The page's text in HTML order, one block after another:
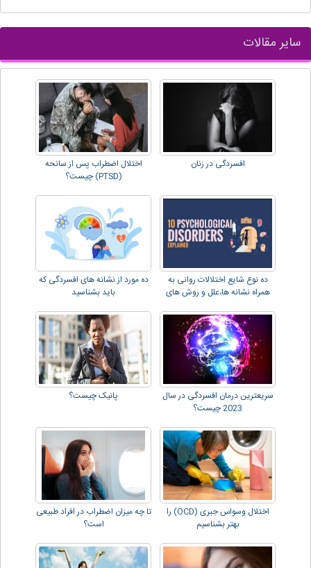
سایر مقالات
افسردگی در زنان
اختلال اضطراب پس از سانحه
(PTSD) چیست؟
ده نوع شایع اختلالات روانی به
همراه نشانه ها،علل و روش های
ده مورد از نشانه های افسردگی که
باید بشناسید
سریعترین درمان افسردگی در سال
2023 چیست؟
پانیک چیست؟
اختلال وسواس جبری (OCD) را
بهتر بشناسیم
تا چه میزان اضطراب در افراد طبیعی
است؟